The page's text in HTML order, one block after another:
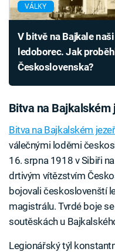
VÁLKY
V bitvě na Bajkale
ledoborec. Jak
Československa?
Bitva na Bajkalském
Bitva na Bajkalském
válečnými loděmi
16. srpna 1918 v Sibiři
drtivým vítězstvím
bojovali českoslovenští
magistrálu. Tvrdé boje
soutěskách u
Legionářský týl